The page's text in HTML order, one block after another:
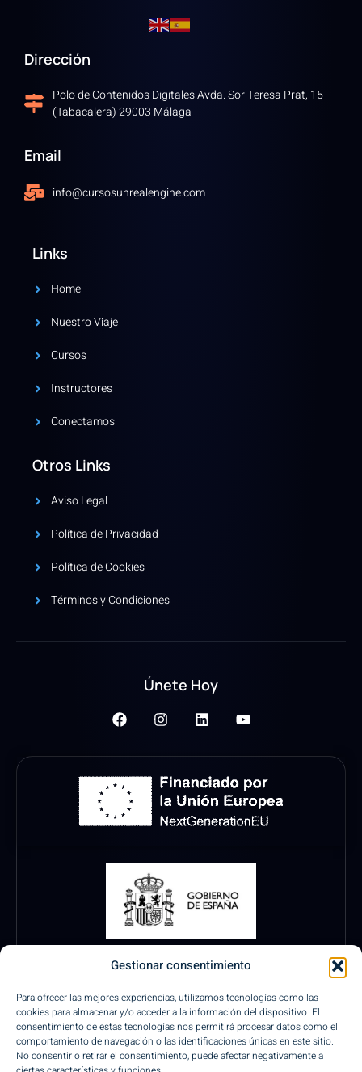
Gestionar consentimiento
Para ofrecer las mejores experiencias, utilizamos tecnologías como las
cookies para almacenar y/o acceder a la información del dispositivo. El
consentimiento de estas tecnologías nos permitirá procesar datos como el
comportamiento de navegación o las identificaciones únicas en este sitio.
No consentir o retirar el consentimiento, puede afectar negativamente a
Dirección
Polo de Contenidos Digitales Avda. Sor Teresa Prat, 15
(Tabacalera) 29003 Málaga
Email
info@cursosunrealengine.com
Links
Home
Nuestro Viaje
Cursos
Instructores
Conectamos
Otros Links
Aviso Legal
Política de Privacidad
Política de Cookies
Términos y Condiciones
Únete Hoy